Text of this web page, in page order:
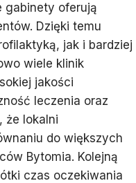
gabinety oferują
Dzięki temu
jak i bardziej
wiele klinik
jakości
leczenia oraz
że lokalni
do większych
Bytomia. Kolejną
czas oczekiwania